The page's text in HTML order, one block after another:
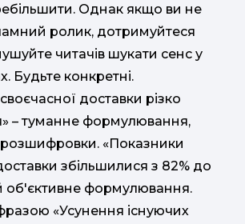
Однак якщо ви не
ролик, дотримуйтеся
читачів шукати сенс у
Будьте конкретні.
доставки різко
– туманне формулювання,
розшифровки. «Показники
збільшилися з 82% до
й об'єктивне формулювання.
«Усунення існуючих